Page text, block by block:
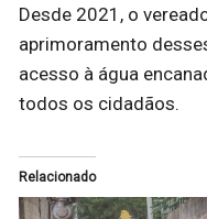
Desde 2021, o
aprimoramento
acesso à água
todos os cidadãos.
Relacionado